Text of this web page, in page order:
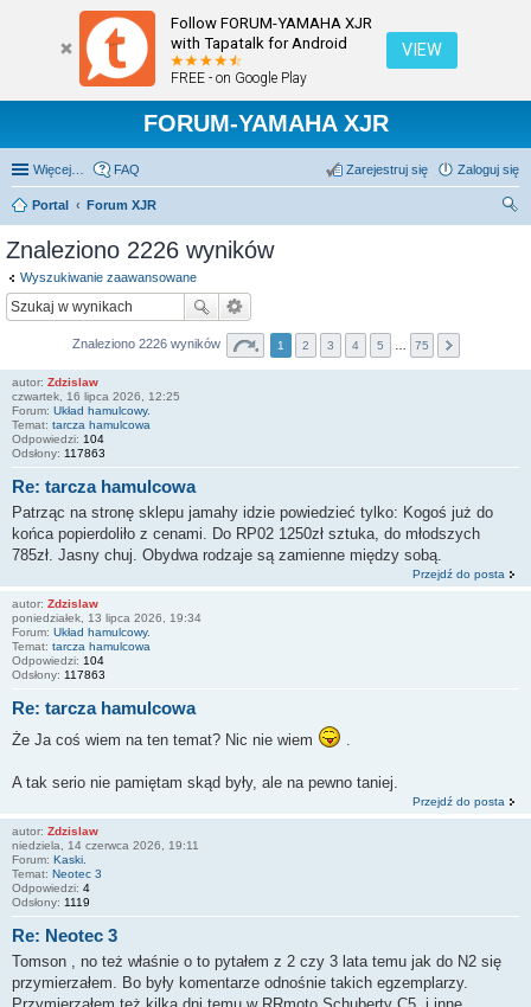
Follow FORUM-YAMAHA XJR
with Tapatalk for Android
FREE - on Google Play
VIEW
FORUM-YAMAHA XJR
Więcej… FAQ Zaloguj się
Zarejestruj się
Portal
Forum XJR
Znaleziono 2226 wyników
Wyszukiwanie zaawansowane
Znaleziono 2226 wyników 1 2 3 4 5 75
autor: Zdzislaw
czwartek, 16 lipca 2026, 12:25
Forum: Układ hamulcowy.
Temat: tarcza hamulcowa
Odpowiedzi: 104
Odsłony: 117863
Re: tarcza hamulcowa
Patrząc na stronę sklepu jamahy idzie powiedzieć tylko: Kogoś już do
końca popierdoliło z cenami. Do RP02 1250zł sztuka, do młodszych
785zł. Jasny chuj. Obydwa rodzaje są zamienne między sobą.
Przejdź do posta
autor: Zdzislaw
poniedziałek, 13 lipca 2026, 19:34
Forum: Układ hamulcowy.
Temat: tarcza hamulcowa
Odpowiedzi: 104
Odsłony: 117863
Re: tarcza hamulcowa
Że Ja coś wiem na ten temat? Nic nie wiem
A tak serio nie pamiętam skąd były, ale na pewno taniej.
Przejdź do posta
autor: Zdzislaw
niedziela, 14 czerwca 2026, 19:11
Forum: Kaski.
Temat: Neotec 3
Odpowiedzi: 4
Odsłony: 1119
Re: Neotec 3
Tomson , no też właśnie o to pytałem z 2 czy 3 lata temu jak do N2 się
przymierzałem. Bo były komentarze odnośnie takich egzemplarzy.